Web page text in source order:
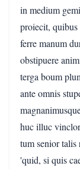
in medium
proiecit,
ferre manum
obstipuere
terga boum
ante omnis
huc illuc
tum senior talis
'quid, si quis